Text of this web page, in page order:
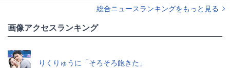
総合ニュースランキングをもっと見る
画像アクセスランキング
りくりゅうに「そろそろ飽きた」